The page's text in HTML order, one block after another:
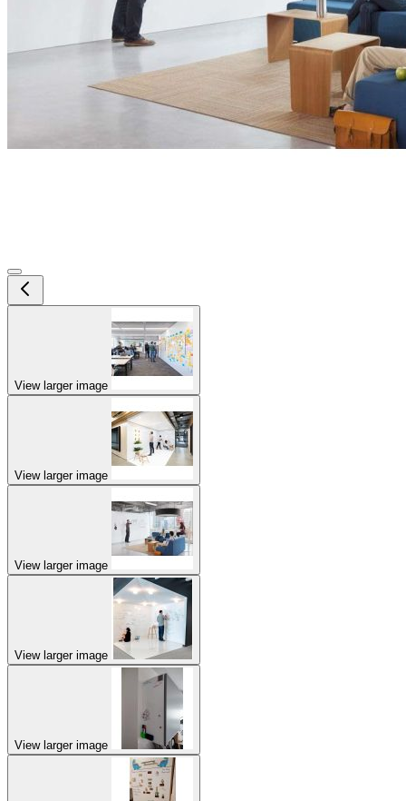
View larger image
View larger image
View larger image
View larger image
View larger image